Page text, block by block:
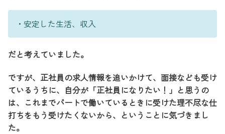
・安定した生活、収入
だと考えていました。
ですが、正社員の求人情報を追いかけて、面接なども受け
ているうちに、自分が「正社員になりたい！」と思うの
は、これまでパートで働いているときに受けた理不尽な仕
打ちをもう受けたくないから、ということに気づきまし
た。